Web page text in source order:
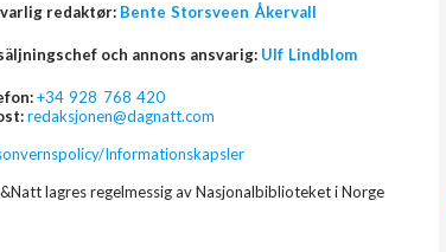
redaktør: Bente Storsveen Åkervall
och annons ansvarig: Ulf Lindblom
+34 928 768 420
redaksjonen@dagnatt.com
Informationskapsler
lagres regelmessig av Nasjonalbiblioteket i Norge